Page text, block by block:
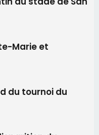
du
Exupery
Corse 2026
pas avant 2081